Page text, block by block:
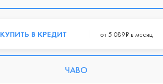
КУПИТЬ В КРЕДИТ от 5 089₽ в месяц
ЧАВО